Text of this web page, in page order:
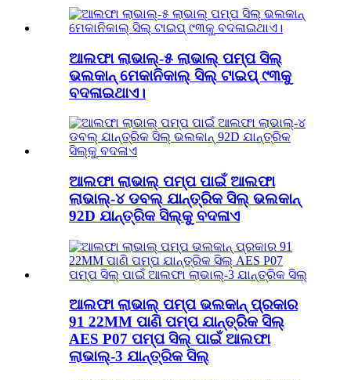
ଆଲଫା ଲାଭାଲ୍-୫ ଲାଭାଲ୍ ପମ୍ପ ସିଲ୍
ଭଲକାନ୍ ମେକାନିକାଲ୍ ସିଲ୍ ଟାଇପ୍ ୯୩କୁ
ବଦଳାଇଥାଏ।
ଆଲଫା ଲାଭାଲ୍ ପମ୍ପ ପାଇଁ ଆଲଫା
ଲାଭାଲ୍-୪ ଡବଲ୍ ଯାନ୍ତ୍ରିକ ସିଲ୍ ଭଲକାନ୍
92D ଯାନ୍ତ୍ରିକ ସିଲ୍‌କୁ ବଦଳାଏ
ଆଲଫା ଲାଭାଲ୍ ପମ୍ପ ଭଲକାନ୍ ପ୍ରକାର
91 22MM ପାଣି ପମ୍ପ ଯାନ୍ତ୍ରିକ ସିଲ୍
AES P07 ପମ୍ପ ସିଲ୍ ପାଇଁ ଆଲଫା
ଲାଭାଲ୍-3 ଯାନ୍ତ୍ରିକ ସିଲ୍